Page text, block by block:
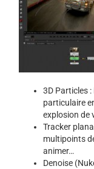
3D Particles
particulaire
explosion de
Tracker
multipoints
animer…
Denoise